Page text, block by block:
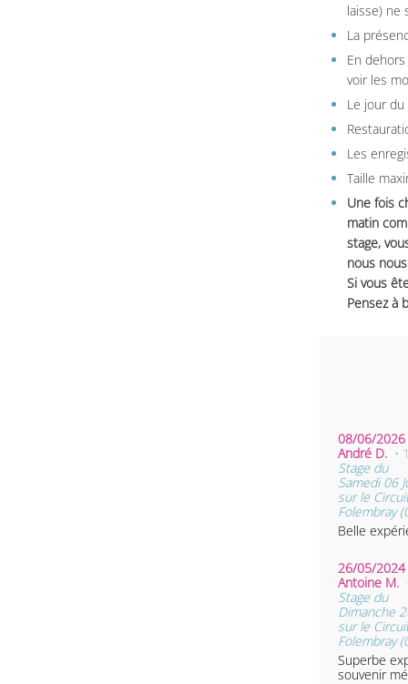
laisse) ne
La
En
voir les
Le jour
Les
Taille
Une fois
matin
stage,
nous
Si vous
Pensez à
08/06/2026
André D. •
Stage du
Samedi 06
sur le
Folembray
Belle
26/05/
Antoine M.
Stage du
Dimanche
sur le
Folembray
Superbe
souvenir